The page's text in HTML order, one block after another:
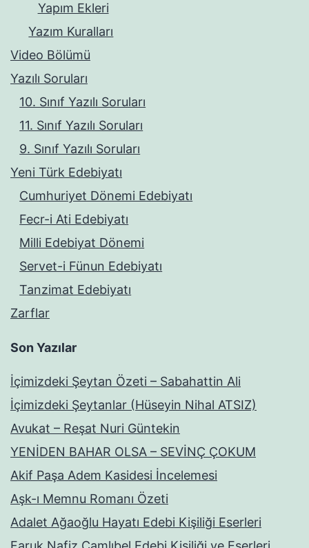
Yapım Ekleri
Yazım Kuralları
Video Bölümü
Yazılı Soruları
10. Sınıf Yazılı Soruları
11. Sınıf Yazılı Soruları
9. Sınıf Yazılı Soruları
Yeni Türk Edebiyatı
Cumhuriyet Dönemi Edebiyatı
Fecr-i Ati Edebiyatı
Milli Edebiyat Dönemi
Servet-i Fünun Edebiyatı
Tanzimat Edebiyatı
Zarflar
Son Yazılar
İçimizdeki Şeytan Özeti – Sabahattin Ali
İçimizdeki Şeytanlar (Hüseyin Nihal ATSIZ)
Avukat – Reşat Nuri Güntekin
YENİDEN BAHAR OLSA – SEVİNÇ ÇOKUM
Akif Paşa Adem Kasidesi İncelemesi
Aşk-ı Memnu Romanı Özeti
Adalet Ağaoğlu Hayatı Edebi Kişiliği Eserleri